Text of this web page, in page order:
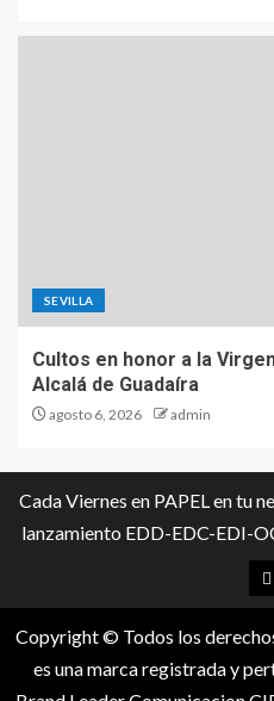
SEVILLA
Cultos en honor a la
Alcalá de Guadaíra
agosto 6, 2026 admin
Cada Viernes en PAPEL en tu
lanzamiento EDD-EDC-EDI-
Copyright © Todos los
es una marca registrada y